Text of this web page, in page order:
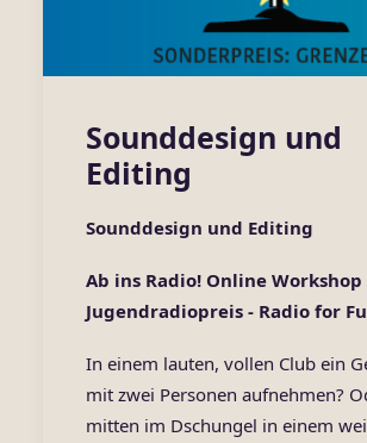
Sounddesign und
Editing
Sounddesign und Editing
Ab ins Radio! Online Workshop
Jugendradiopreis - Radio for
In einem lauten, vollen Club ein
mit zwei Personen aufnehmen?
mitten im Dschungel in einem